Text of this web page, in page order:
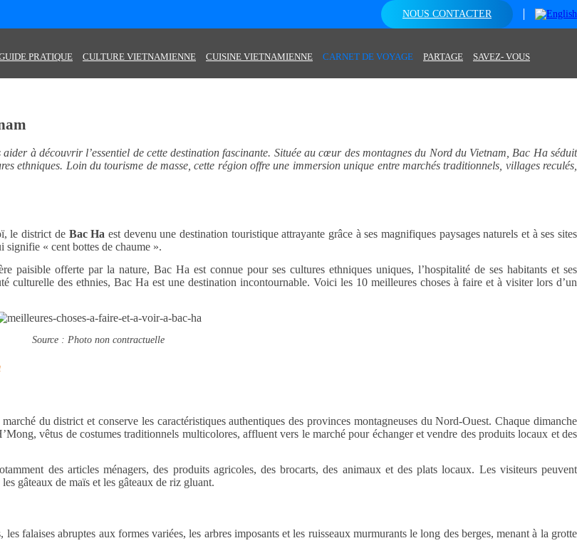
NOUS CONTACTER
PRATIQUE CULTURE VIETNAMIENNE CUISINE VIETNAMIENNE CARNET DE VOYAGE PARTAGE SAVEZ- VOUS
aider à découvrir l’essentiel de cette destination fascinante. Située au cœur des montagnes du Nord du Vietnam, Bac Ha séduit
ethniques. Loin du tourisme de masse, cette région offre une immersion unique entre marchés traditionnels, villages reculés,
le district de Bac Ha est devenu une destination touristique attrayante grâce à ses magnifiques paysages naturels et à ses sites
« cent bottes de chaume ».
paisible offerte par la nature, Bac Ha est connue pour ses cultures ethniques uniques, l’hospitalité de ses habitants et ses
culturelle des ethnies, Bac Ha est une destination incontournable. Voici les 10 meilleures choses à faire et à visiter lors d’un
Source : Photo non contractuelle
du district et conserve les caractéristiques authentiques des provinces montagneuses du Nord-Ouest. Chaque dimanche
vêtus de costumes traditionnels multicolores, affluent vers le marché pour échanger et vendre des produits locaux et des
des articles ménagers, des produits agricoles, des brocarts, des animaux et des plats locaux. Les visiteurs peuvent
gâteaux de maïs et les gâteaux de riz gluant.
falaises abruptes aux formes variées, les arbres imposants et les ruisseaux murmurants le long des berges, menant à la grotte